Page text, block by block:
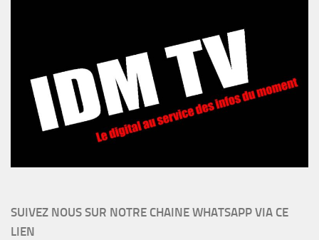
SUIVEZ NOUS SUR NOTRE CHAINE WHATSAPP VIA CE
LIEN